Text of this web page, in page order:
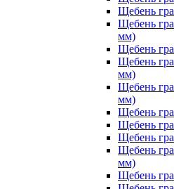
Щебень
Щебень
мм)
Щебень
Щебень
мм)
Щебень
мм)
Щебень
Щебень
Щебень
Щебень
мм)
Щебень